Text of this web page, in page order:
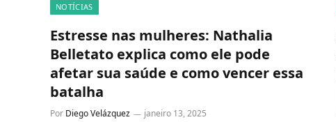
NOTÍCIAS
Estresse nas mulheres: Nathalia
Belletato explica como ele pode
afetar sua saúde e como vencer essa
batalha
Por Diego Velázquez janeiro 13, 2025